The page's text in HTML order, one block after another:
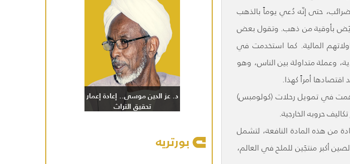
حتى إنّه دُعي يوماً بالذهب
بأوقية من ذهب. وتقول بعض
المالية. كما استخدمت في
وعملة متداولة بين الناس، وهو
أمراً كهذا.
في تمويل رحلات (كولومبس)
حروبه الخارجية.
من هذه المادة النافعة، لتشمل
أكبر منتجَين للملح في العالم،
د. عز الدين موسى.. إعادة إعمار
تحقيق التراث
بورتريه